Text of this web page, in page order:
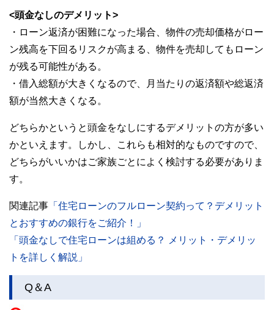
<頭金なしのデメリット>
・ローン返済が困難になった場合、物件の売却価格がロー
ン残高を下回るリスクが高まる、物件を売却してもローン
が残る可能性がある。
・借入総額が大きくなるので、月当たりの返済額や総返済
額が当然大きくなる。
どちらかというと頭金をなしにするデメリットの方が多い
かといえます。しかし、これらも相対的なものですので、
どちらがいいかはご家族ごとによく検討する必要がありま
す。
関連記事 「住宅ローンのフルローン契約って？デメリット
とおすすめの銀行をご紹介！」
「頭金なしで住宅ローンは組める？ メリット・デメリッ
トを詳しく解説」
Q＆A